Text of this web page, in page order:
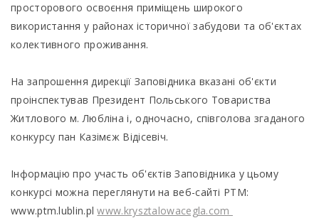
просторового освоєння приміщень широкого
використання у районах історичної забудови та об'єктах
колективного проживання.
На запрошення дирекції Заповідника вказані об'єкти
проінспектував Президент Польського Товариства
Житлового м. Любліна і, одночасно, співголова згаданого
конкурсу пан Казімєж Відісевіч.
Інформацію про участь об'єктів Заповідника у цьому
конкурсі можна переглянути на веб-сайті PTM:
www.ptm.lublin.plwww.krysztalowacegla.com